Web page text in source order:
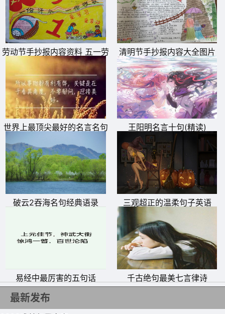
劳动节手抄报内容资料 五一劳
动节手抄报内容大全 劳动节手
抄报简单好画
清明节手抄报内容大全图片
世界上最顶尖最好的名言名句 王阳明名言十句(精读)
破云2吞海名句经典语录 三观超正的温柔句子英语
易经中最厉害的五句话 千古绝句最美七言律诗
最新发布